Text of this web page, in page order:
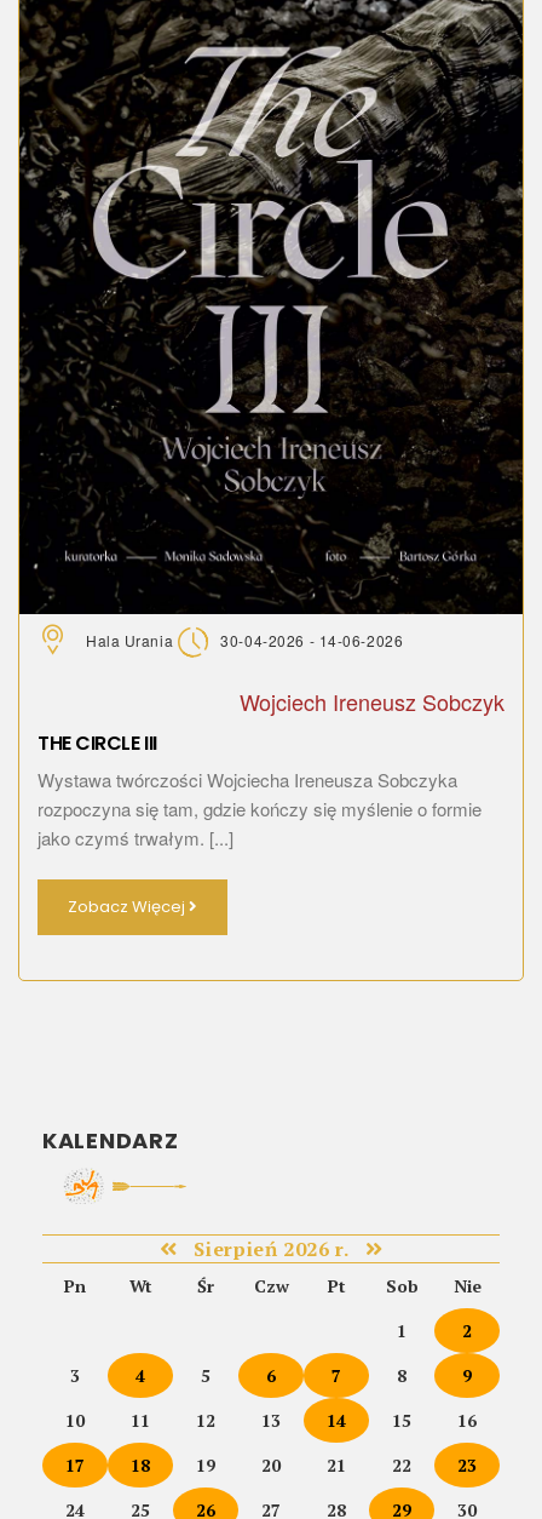
Hala Urania 30-04-2026 - 14-06-2026
Wojciech Ireneusz Sobczyk
THE CIRCLE III
Wystawa twórczości Wojciecha Ireneusza Sobczyka
rozpoczyna się tam, gdzie kończy się myślenie o formie
jako czymś trwałym. [...]
Zobacz Więcej
KALENDARZ
Sierpień 2026 r.
Pn Wt Śr Czw Pt Sob
Nie
1
2
3
4 5 6 7 8
9
10
11 12 13 14 15
16
17
18 19 20 21 22
23
24
25 26 27 28 29 30